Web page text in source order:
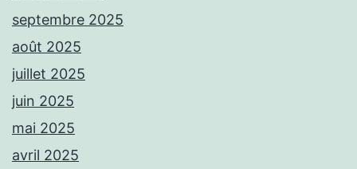
septembre 2025
août 2025
juillet 2025
juin 2025
mai 2025
avril 2025